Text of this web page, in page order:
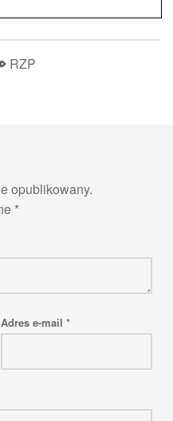
RZP
opublikowany.
*
Adres e-mail *